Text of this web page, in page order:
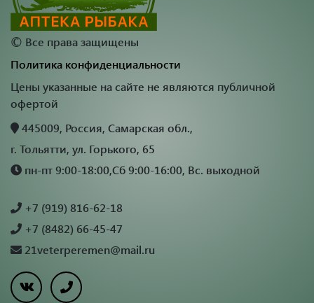
© Все права защищены
Политика конфиденциальности
Цены указанные на сайте не являются публичной
офертой
445009, Россия, Самарская обл.,
г. Тольятти, ул. Горького, 65
пн-пт 9:00-18:00,Сб 9:00-16:00, Вс. выходной
+7 (919) 816-62-18
+7 (8482) 66-45-47
21veterperemen@mail.ru